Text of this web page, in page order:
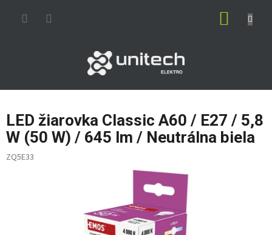
LED žiarovka Classic A60 / E27 / 5,8
W (50 W) / 645 lm / Neutrálna biela
ZQ5E33